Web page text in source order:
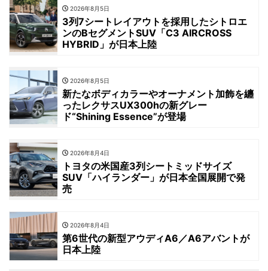
2026年8月5日
3列7シートレイアウトを採用したシトロエ
ンのBセグメントSUV「C3 AIRCROSS
HYBRID」が日本上陸
2026年8月5日
新たなボディカラーやオーナメント加飾を纏
ったレクサスUX300hの新グレー
ド“Shining Essence”が登場
2026年8月4日
トヨタの米国産3列シートミッドサイズ
SUV「ハイランダー」が日本全国展開で発
売
2026年8月4日
第6世代の新型アウディA6／A6アバントが
日本上陸